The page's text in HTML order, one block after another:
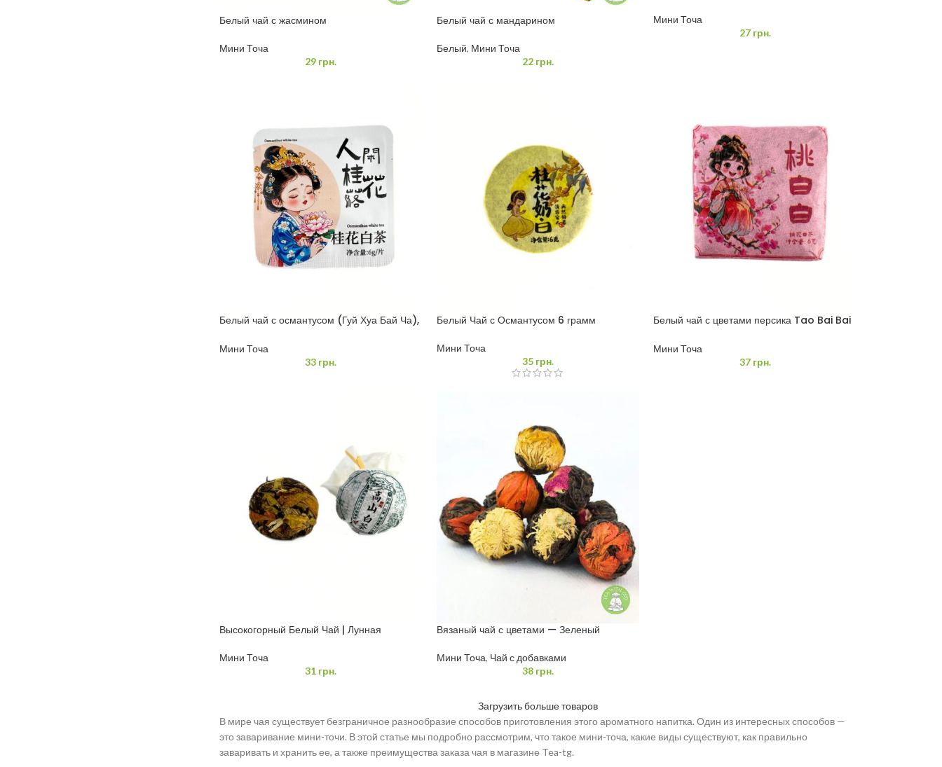
Белый чай с жасмином
Мини Точа
29 грн.
Белый чай с мандарином
Белый, Мини Точа
22грн.
Мини Точа
27грн.
Белый чай с османтусом (Гуй Хуа Бай Ча),
Мини Точа
33 грн.
Белый Чай с Османтусом 6 грамм
Мини Точа
35грн.
Белый чай с цветами персика Tao Bai Bai
Мини Точа
37грн.
Высокогорный Белый Чай | Лунная
Мини Точа
31 грн.
Вязаный чай с цветами — Зеленый
Мини Точа, Чай с добавками
38грн.
Загрузить больше товаров
В мире чая существует безграничное разнообразие способов приготовления этого ароматного напитка. Один из интересных способов —
это заваривание мини-точи. В этой статье мы подробно рассмотрим, что такое мини-точа, какие виды существуют, как правильно
заваривать и хранить ее, а также преимущества заказа чая в магазине Tea-tg.